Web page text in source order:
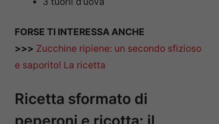
FORSE TI INTERESSA ANCHE
>>> Zucchine ripiene: un secondo sfizioso
e saporito! La ricetta
Ricetta sformato di
peperoni e ricotta: il